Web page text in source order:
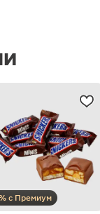
с Премиум